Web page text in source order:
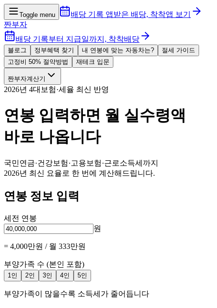
Toggle menu 배당 기록 앱받은 배당, 착착앱 보기
짠부자
배당 기록부터 지급일까지, 착착배당
블로그 정부혜택 찾기 내 연봉에 맞는 자동차는?
절세 가이드
고정비 50% 절약방법
재테크 입문
짠부자계산기
2026년 4대보험·세율 최신 반영
연봉 입력하면 월 실수령액
바로 나옵니다
국민연금·건강보험·고용보험·근로소득세까지
2026년 최신 요율로 한 번에 계산해드립니다.
연봉 정보 입력
세전 연봉
원
= 4,000만원 / 월 333만원
부양가족 수 (본인 포함)
1 인 2인 3인 4인 5인
부양가족이 많을수록 소득세가 줄어듭니다